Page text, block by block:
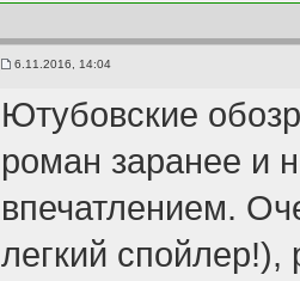
6.11.2016, 14:04
Ютубовские
роман заранее и
впечатлением.
легкий спойлер!),